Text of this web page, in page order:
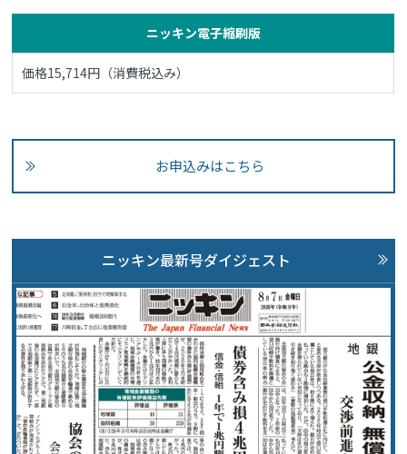
ニッキン電子縮刷版
価格15,714円（消費税込み）
お申込みはこちら
ニッキン最新号ダイジェスト